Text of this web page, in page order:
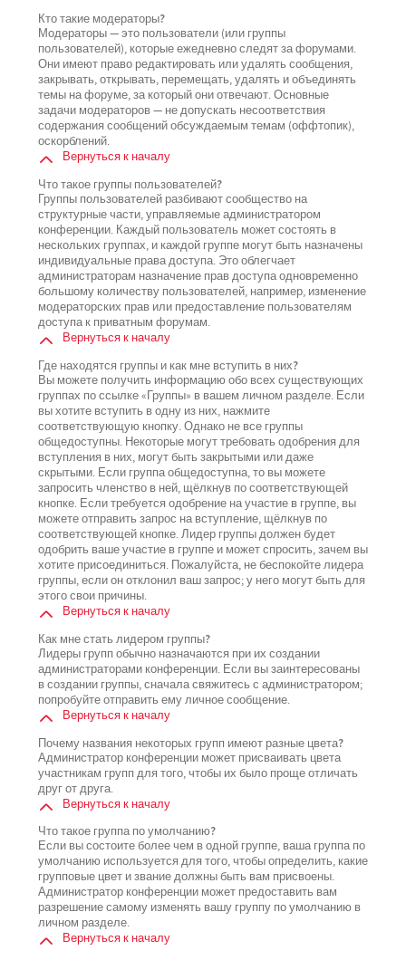
Кто такие модераторы?
Модераторы — это пользователи (или группы
пользователей), которые ежедневно следят за форумами.
Они имеют право редактировать или удалять сообщения,
закрывать, открывать, перемещать, удалять и объединять
темы на форуме, за который они отвечают. Основные
задачи модераторов — не допускать несоответствия
содержания сообщений обсуждаемым темам (оффтопик),
оскорблений.
Вернуться к началу
Что такое группы пользователей?
Группы пользователей разбивают сообщество на
структурные части, управляемые администратором
конференции. Каждый пользователь может состоять в
нескольких группах, и каждой группе могут быть назначены
индивидуальные права доступа. Это облегчает
администраторам назначение прав доступа одновременно
большому количеству пользователей, например, изменение
модераторских прав или предоставление пользователям
доступа к приватным форумам.
Вернуться к началу
Где находятся группы и как мне вступить в них?
Вы можете получить информацию обо всех существующих
группах по ссылке «Группы» в вашем личном разделе. Если
вы хотите вступить в одну из них, нажмите
соответствующую кнопку. Однако не все группы
общедоступны. Некоторые могут требовать одобрения для
вступления в них, могут быть закрытыми или даже
скрытыми. Если группа общедоступна, то вы можете
запросить членство в ней, щёлкнув по соответствующей
кнопке. Если требуется одобрение на участие в группе, вы
можете отправить запрос на вступление, щёлкнув по
соответствующей кнопке. Лидер группы должен будет
одобрить ваше участие в группе и может спросить, зачем вы
хотите присоединиться. Пожалуйста, не беспокойте лидера
группы, если он отклонил ваш запрос; у него могут быть для
этого свои причины.
Вернуться к началу
Как мне стать лидером группы?
Лидеры групп обычно назначаются при их создании
администраторами конференции. Если вы заинтересованы
в создании группы, сначала свяжитесь с администратором;
попробуйте отправить ему личное сообщение.
Вернуться к началу
Почему названия некоторых групп имеют разные цвета?
Администратор конференции может присваивать цвета
участникам групп для того, чтобы их было проще отличать
друг от друга.
Вернуться к началу
Что такое группа по умолчанию?
Если вы состоите более чем в одной группе, ваша группа по
умолчанию используется для того, чтобы определить, какие
групповые цвет и звание должны быть вам присвоены.
Администратор конференции может предоставить вам
разрешение самому изменять вашу группу по умолчанию в
личном разделе.
Вернуться к началу